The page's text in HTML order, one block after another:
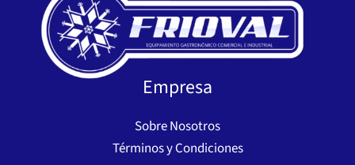
Empresa
Sobre Nosotros
Términos y Condiciones